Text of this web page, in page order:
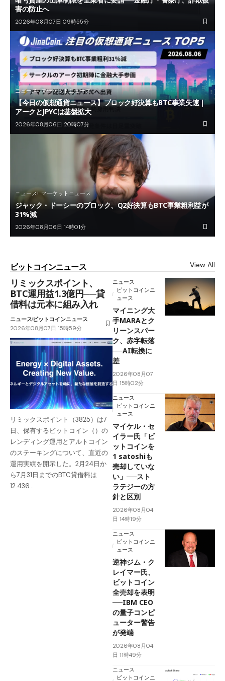
害の防止へ
2026年08月07日 09時55分
ニュース マーケットニュース
【今日の仮想通貨ニュース】ブロック好決算もBTC事業失速｜
アークとJPYCは基盤拡大
2026年08月06日 20時07分
ニュース マーケットニュース
ジャック・ドーシーのブロック、Q2好決算もBTC事業粗利益が
31%減
2026年08月06日 14時01分
ビットコインニュース View All
リミックスポイント、
BTC運用益1.3億円──貸
借料は元本に組み入れ
ニュースビットコインニュース
2026年08月07日 15時59分
リミックスポイント（3825）は7
日、保有するビットコイン（）の
レンディング運用とアルトコイン
のステーキングについて、直近の
運用実績を開示した。2月24日か
ら7月31日までのBTC貸借料は
12.436…
ニュース
ビットコインニ
ュース
マイニング大
手MARAとク
リーンスパー
ク、赤字転落
──AI転換に
差
2026年08月07
日 15時02分
ニュース
ビットコインニ
ュース
マイケル・セ
イラー氏「ビ
ットコインを
1 satoshiも
売却していな
い」──スト
ラテジーの方
針と区別
2026年08月04
日 14時19分
ニュース
ビットコインニ
ュース
逆神ジム・ク
レイマー氏、
ビットコイン
全売却を表明
──IBM CEO
の量子コンピ
ューター警告
が発端
2026年08月04
日 11時49分
ニュース
ビットコインニ